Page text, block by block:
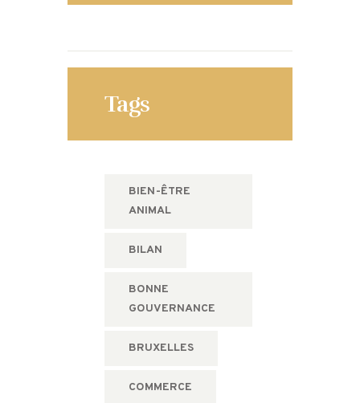
Tags
BIEN-ÊTRE
ANIMAL
BILAN
BONNE
GOUVERNANCE
BRUXELLES
COMMERCE